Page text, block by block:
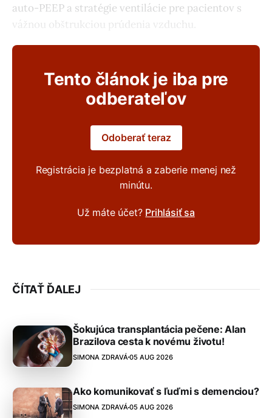
auto-PEEP a stratégie ventilácie pre pacientov s
vážnou obštrukciou prúdenia vzduchu.
Tento článok je iba pre
odberateľov
Odoberať teraz
Registrácia je bezplatná a zaberie menej než
minútu.
Už máte účet? Prihlásiť sa
ČÍTAŤ ĎALEJ
Šokujúca transplantácia pečene: Alan
Brazilova cesta k novému životu!
SIMONA ZDRAVÁ05 AUG 2026
Ako komunikovať s ľuďmi s demenciou?
SIMONA ZDRAVÁ05 AUG 2026